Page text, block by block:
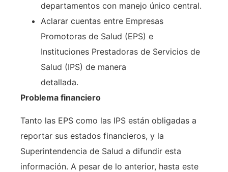
departamentos con manejo único central.
Aclarar cuentas entre Empresas
Promotoras de Salud (EPS) e
Instituciones Prestadoras de Servicios de
Salud (IPS) de manera
detallada.
Problema financiero
Tanto las EPS como las IPS están obligadas a
reportar sus estados financieros, y la
Superintendencia de Salud a difundir esta
información. A pesar de lo anterior, hasta este